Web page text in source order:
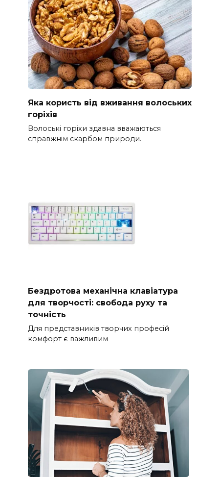
Яка користь від вживання волоських
горіхів
Волоські горіхи здавна вважаються
справжнім скарбом природи.
Бездротова механічна клавіатура
для творчості: свобода руху та
точність
Для представників творчих професій
комфорт є важливим